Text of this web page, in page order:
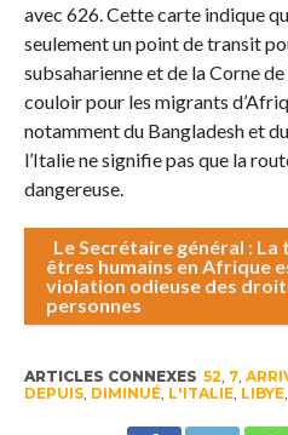
avec 626. Cette carte indique
seulement un point de transit
subsaharienne et de la Corne de
couloir pour les migrants
notamment du Bangladesh et
l’Italie ne signifie pas que la
dangereuse.
Le Secrétaire général : La
êtres humains en Afrique
violation odieuse des
personnes
ARTICLES CONNEXES 52 7,
DEPUIS, DIMINUÉ, L'ITALIE, LIBYE,